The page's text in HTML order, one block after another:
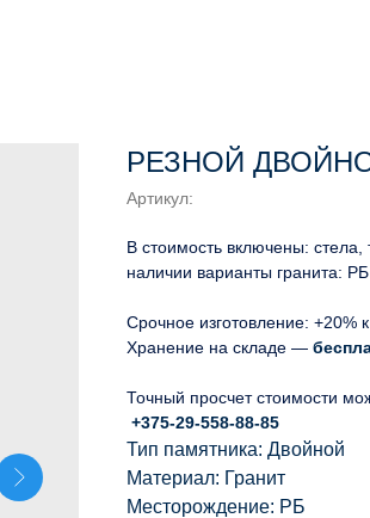
РЕЗНОЙ
Артикул:
В стоимость включены:
наличии варианты гранита:
Срочное изготовление: +20%
Хранение на складе —
Точный просчет стоимости
+375-29-558-88-85
Тип памятника: Двойной
Материал: Гранит
Месторождение: РБ